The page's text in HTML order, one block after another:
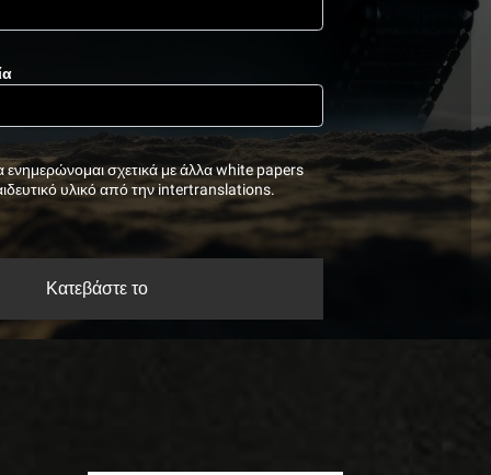
σχετικά με άλλα white papers
υλικό από την intertranslations.
Κατεβάστε το